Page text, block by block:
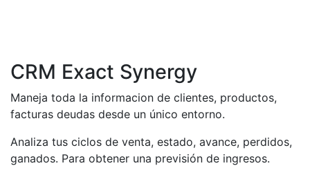
CRM Exact Synergy
Maneja toda la informacion de clientes, productos,
facturas deudas desde un único entorno.
Analiza tus ciclos de venta, estado, avance, perdidos,
ganados. Para obtener una previsión de ingresos.